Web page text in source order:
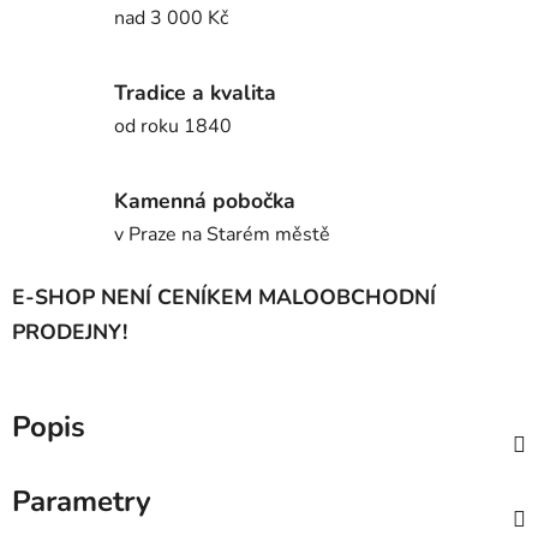
nad 3 000 Kč
Tradice a kvalita
od roku 1840
Kamenná pobočka
v Praze na Starém městě
E-SHOP NENÍ CENÍKEM MALOOBCHODNÍ
PRODEJNY!
Popis
Parametry